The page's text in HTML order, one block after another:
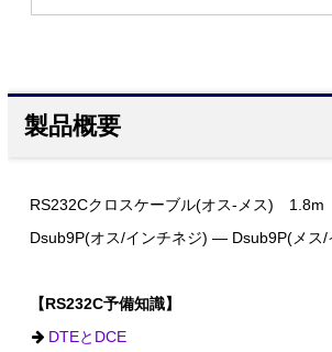
製品概要
RS232Cクロスケーブル(オス-メス) 1.8m
Dsub9P(オス/インチネジ) ― Dsub9P(メス/
【RS232C予備知識】
DTEとDCE